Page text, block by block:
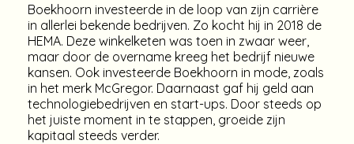
Boekhoorn investeerde in de loop van zijn carrière
in allerlei bekende bedrijven. Zo kocht hij in 2018 de
HEMA. Deze winkelketen was toen in zwaar weer,
maar door de overname kreeg het bedrijf nieuwe
kansen. Ook investeerde Boekhoorn in mode, zoals
in het merk McGregor. Daarnaast gaf hij geld aan
technologiebedrijven en start-ups. Door steeds op
het juiste moment in te stappen, groeide zijn
kapitaal steeds verder.